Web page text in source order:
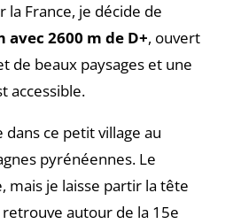
la France, je décide de
avec 2600 m de D+, ouvert
de beaux paysages et une
accessible.
ce petit village au
pyrénéennes. Le
mais je laisse partir la tête
retrouve autour de la 15e